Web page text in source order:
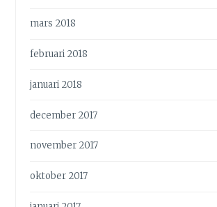
mars 2018
februari 2018
januari 2018
december 2017
november 2017
oktober 2017